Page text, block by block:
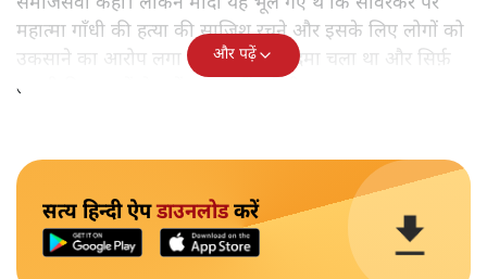
महात्मा गाँधी की हत्या की साजिश रचने और इसके लिए लोगों को
उकसाने का आरोप लगा था, उन पर मुक़दमा चला था और सिर्फ़
तकनीकी कारणों से उन्हें सज़ा नहीं हुई थी।
और पढ़ें
सत्य हिन्दी ऐपडाउनलोडकरें